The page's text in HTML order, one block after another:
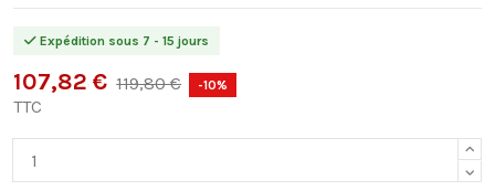
Expédition sous 7 - 15 jours
107,82 € 119,80 € -10%
TTC